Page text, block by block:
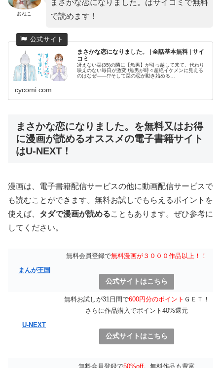
おねこ
まさかな恋になりました。はサイコミで無料
で読めます！
まさかな恋になりました。 | 全話基本無料 | サイ
コミ
冴えない栞(35)の隣に【魚男】が引っ越して来て、代わり
映えのない毎日が激変!!魚男が時々超絶イケメンに見える
のはなぜ――!?そして栞の恋が動き始める…
cycomi.com
まさかな恋になりました。を無料又はお得
に漫画が読めるオススメの電子書籍サイト
はU-NEXT！
漫画は、電子書籍配信サービスの他に動画配信サービスで
も読むことができます。無料お試しでもらえるポイントを
使えば、 タダで漫画が読めることもあります。ぜひ参考に
してください。
まんが王国
無料会員登録で無料漫画が３０００作品以上！！
公式サイトはこちら
U-NEXT
無料お試しが31日間で600円分のポイント ＧＥＴ！
さらに作品購入でポイント40%還元
公式サイトはこちら
無料会員登録で50%off。無料作品も豊富